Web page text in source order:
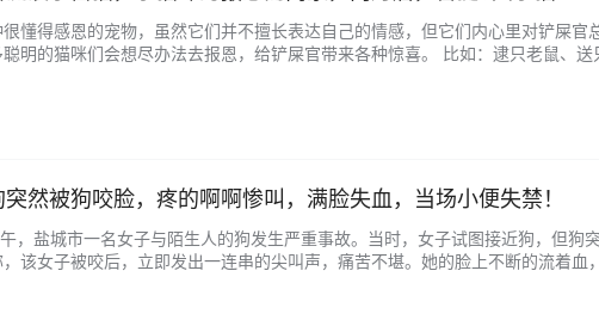
懂得感恩的宠物，虽然它们并不擅长表达自己的情感，但它们内心里对铲屎
明的猫咪们会想尽办法去报恩，给铲屎官带来各种惊喜。 比如：逮只老鼠、
然被狗咬脸，疼的啊啊惨叫，满脸失血，当场小便失禁！
，盐城市一名女子与陌生人的狗发生严重事故。当时，女子试图接近狗，但狗
该女子被咬后，立即发出一连串的尖叫声，痛苦不堪。她的脸上不断的流着血